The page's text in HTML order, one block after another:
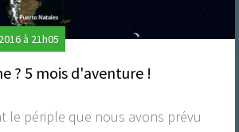
à 21h05
? 5 mois d'aventure !
le périple que nous avons prévu